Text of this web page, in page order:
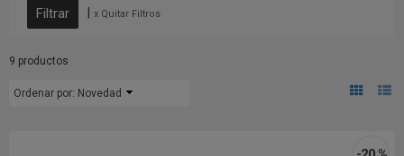
| x Quitar Filtros
9 productos
Ordenar por: Novedad